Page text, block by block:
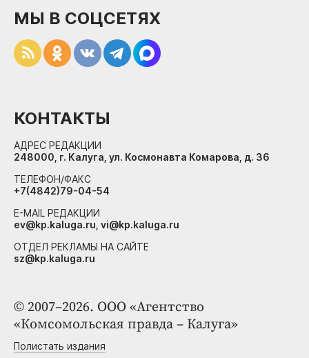
© 2007–2026. ООО «Агентство
«Комсомольская правда – Калуга»
Полистать издания
МЫ В СОЦСЕТЯХ
КОНТАКТЫ
АДРЕС РЕДАКЦИИ
248000, г. Калуга, ул. Космонавта Комарова, д. 36
ТЕЛЕФОН/ФАКС
+7(4842)79-04-54
E-MAIL РЕДАКЦИИ
ev@kp.kaluga.ru, vi@kp.kaluga.ru
ОТДЕЛ РЕКЛАМЫ НА САЙТЕ
sz@kp.kaluga.ru